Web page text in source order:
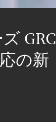
GRC
の新